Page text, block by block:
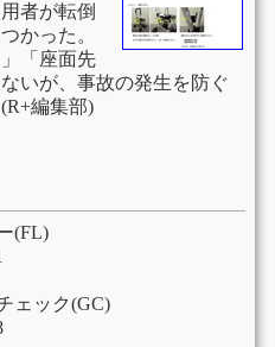
者が転倒
かった。
「座面先
いが、事故の発生を防ぐ
編集部)
(FL)
ェック(GC)